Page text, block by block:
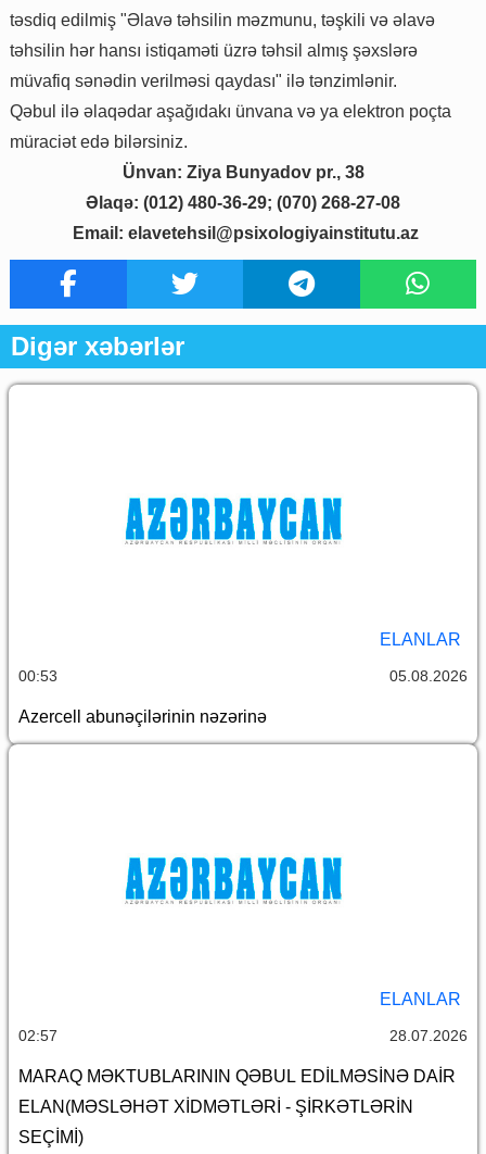
təsdiq edilmiş "Əlavə təhsilin məzmunu, təşkili və əlavə
təhsilin hər hansı istiqaməti üzrə təhsil almış şəxslərə
müvafiq sənədin verilməsi qaydası" ilə tənzimlənir.
Qəbul ilə əlaqədar aşağıdakı ünvana və ya elektron poçta
müraciət edə bilərsiniz.
Ünvan: Ziya Bunyadov pr., 38
Əlaqə: (012) 480-36-29; (070) 268-27-08
Email: elavetehsil@psixologiyainstitutu.az
Digər xəbərlər
ELANLAR
00:53 05.08.2026
Azercell abunəçilərinin nəzərinə
ELANLAR
02:57 28.07.2026
MARAQ MƏKTUBLARININ QƏBUL EDİLMƏSİNƏ DAİR
ELAN(MƏSLƏHƏT XİDMƏTLƏRİ - ŞİRKƏTLƏRİN
SEÇİMİ)